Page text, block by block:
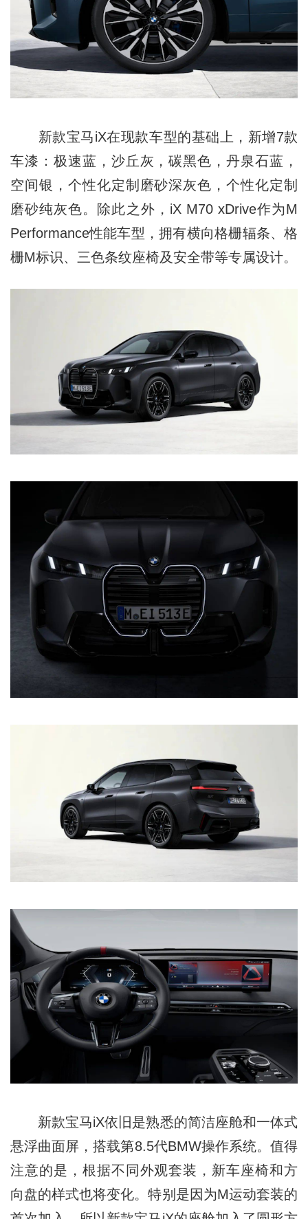
新款宝马iX在现款车型的基础上，新增7款
车漆：极速蓝，沙丘灰，碳黑色，丹泉石蓝，
空间银，个性化定制磨砂深灰色，个性化定制
磨砂纯灰色。除此之外，iX M70 xDrive作为M
Performance性能车型，拥有横向格栅辐条、格
栅M标识、三色条纹座椅及安全带等专属设计。
新款宝马iX依旧是熟悉的简洁座舱和一体式
悬浮曲面屏，搭载第8.5代BMW操作系统。值得
注意的是，根据不同外观套装，新车座椅和方
向盘的样式也将变化。特别是因为M运动套装的